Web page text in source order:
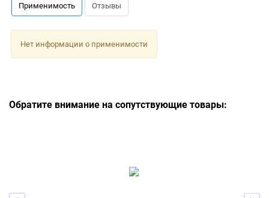
Применимость Отзывы
Нет информации о применимости
Обратите внимание на сопутствующие товары: